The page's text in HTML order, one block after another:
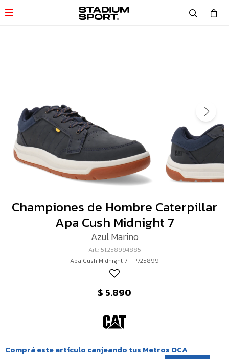

Championes de Hombre Caterpillar
Apa Cush Midnight 7
Azul Marino
151.258994885
Apa Cush Midnight 7 - P725899
$ 5.890
Comprá este artículo canjeando tus Metros OCA